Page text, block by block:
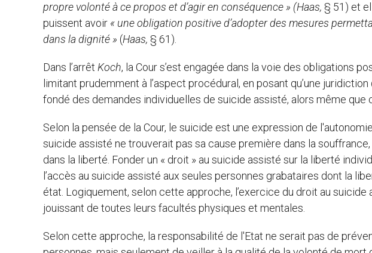
propre volonté à ce propos et d’agir en conséquence » (Haas, § 51) et
puissent avoir « une obligation positive d’adopter des mesures
dans la dignité » (Haas, § 61).
Dans l’arrêt Koch, la Cour s’est engagée dans la voie des obligations
limitant prudemment à l’aspect procédural, en posant qu’une
fondé des demandes individuelles de suicide assisté, alors même
Selon la pensée de la Cour, le suicide est une expression de
suicide assisté ne trouverait pas sa cause première dans la
dans la liberté. Fonder un « droit » au suicide assisté sur la liberté
l’accès au suicide assisté aux seules personnes grabataires dont la
état. Logiquement, selon cette approche, l’exercice du droit au
jouissant de toutes leurs facultés physiques et mentales.
Selon cette approche, la responsabilité de l'Etat ne serait pas de